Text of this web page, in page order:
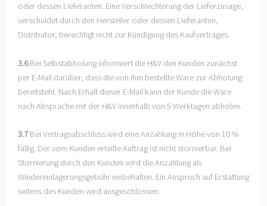
oder dessen Lieferanten. Eine Verschlechterung der Lieferzusage,
verschuldet durch den Hersteller oder dessen Lieferanten,
Distributor, berechtigt nicht zur Kündigung des Kaufvertrages.
3.6Bei Selbstabholung informiert die H&V den Kunden zunächst
per E-Mail darüber, dass die von ihm bestellte Ware zur Abholung
bereitsteht. Nach Erhalt dieser E-Mail kann der Kunde die Ware
nach Absprache mit der H&V innerhalb von 5 Werktagen abholen.
3.7Bei Vertragsabschluss wird eine Anzahlung in Höhe von 10 %
fällig. Der vom Kunden erteilte Auftrag ist nicht stornierbar. Bei
Stornierung durch den Kunden wird die Anzahlung als
Wiedereinlagerungsgebühr einbehalten. Ein Anspruch auf Erstattung
seitens des Kunden wird ausgeschlossen.